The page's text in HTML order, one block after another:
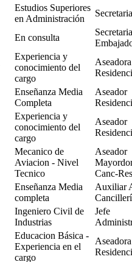
Estudios Superiores
en Administración
Secretaria
En consulta
Secretaria
Experiencia y
conocimiento del
cargo
Aseadora
Enseñanza Media
Completa
Aseador
Experiencia y
conocimiento del
cargo
Aseador
Mecanico de
Aviacion - Nivel
Tecnico
Aseador
Canc-Res
Enseñanza Media
completa
Auxiliar
Ingeniero Civil de
Industrias
Jefe
Educacion Básica -
Experiencia en el
cargo
Aseadora